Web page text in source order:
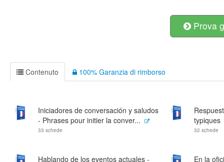
Prova
Contenuto 100% Garanzia di rimborso
Iniciadores de conversación y saludos
- Phrases pour initier la conver...
33 schede
typiques
32 schede
Hablando de los eventos actuales -
En la